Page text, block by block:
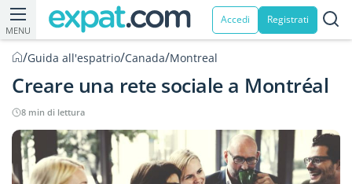
MENU
Accedi Registrati
/Guida all'espatrio/Canada/Montreal
Creare una rete sociale a Montréal
8 min di lettura